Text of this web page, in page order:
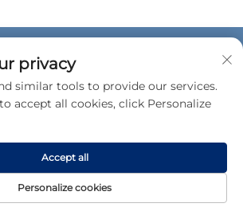
privacy
similar tools to provide our services.
accept all cookies, click Personalize
Personalize cookies
Accept all